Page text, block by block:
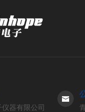
器有限公司